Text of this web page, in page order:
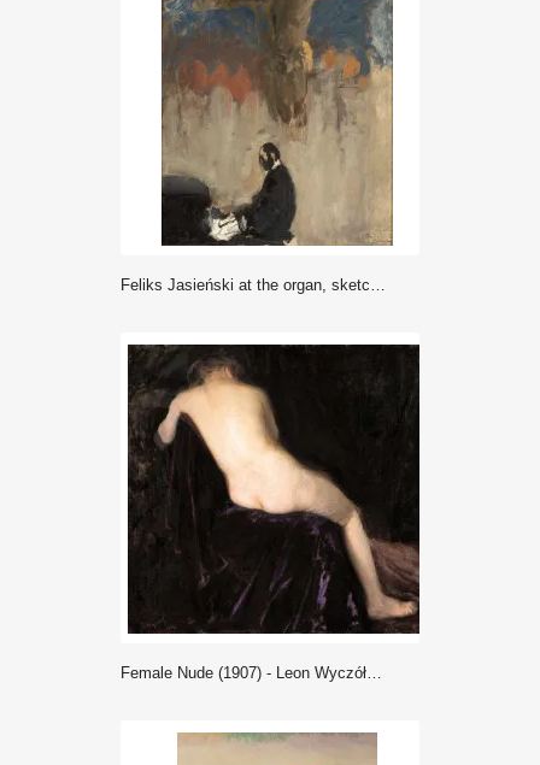
Feliks Jasieński at the organ, sketch (1902) - Leon Wyczółkowski
Female Nude (1907) - Leon Wyczółkowski